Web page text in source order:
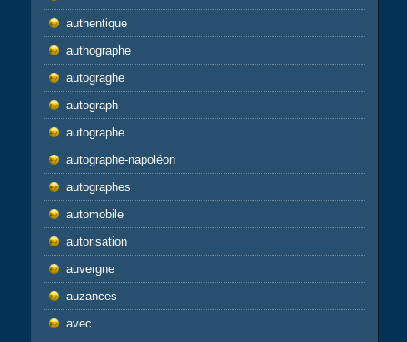
authentique
authographe
autograghe
autograph
autographe
autographe-napoléon
autographes
automobile
autorisation
auvergne
auzances
avec